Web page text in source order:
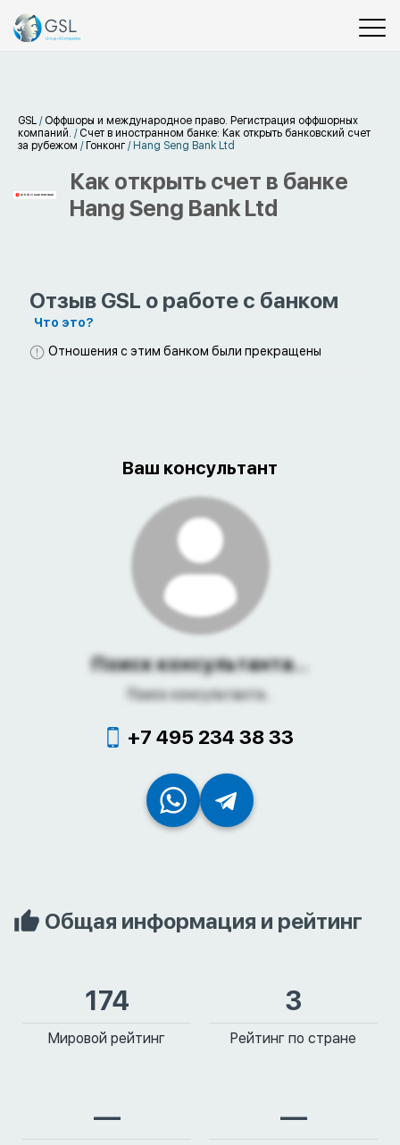
GSL / Оффшоры и международное право. Регистрация оффшорных
компаний. / Счет в иностранном банке: Как открыть банковский счет
за рубежом / Гонконг / Hang Seng Bank Ltd
Как открыть счет в банке
Hang Seng Bank Ltd
Отзыв GSL о работе с банком
Что это?
Отношения с этим банком были прекращены
Ваш консультант
Поиск консультанта...
Поиск консультанта...
+7 495 234 38 33
Общая информация и рейтинг
174
Мировой рейтинг
3
Рейтинг по стране
— —